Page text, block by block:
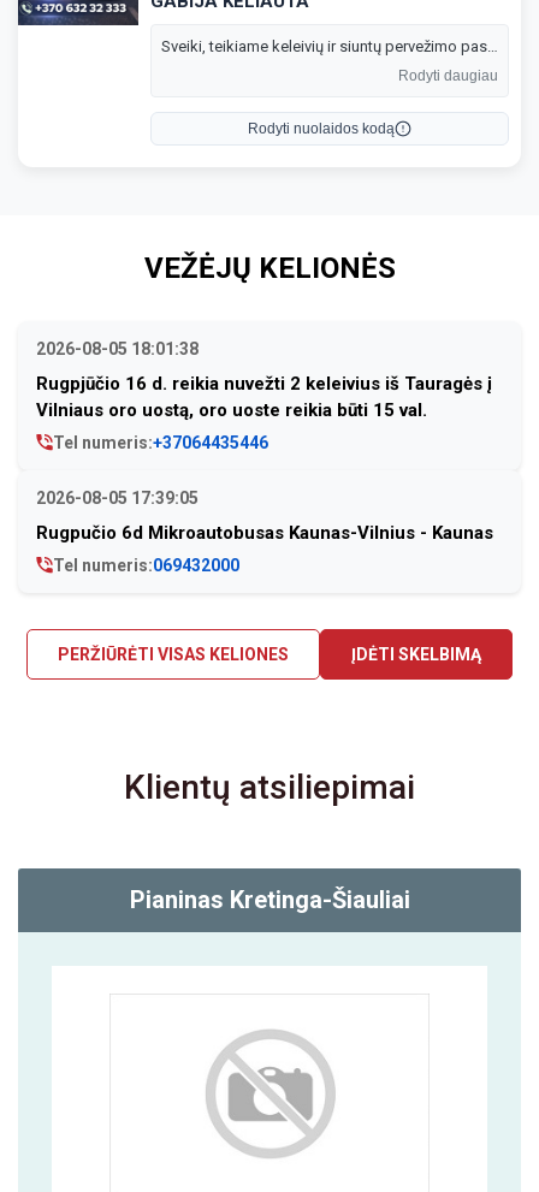
Sveiki, teikiame keleivių ir siuntų pervežimo paslaugas tarp Lietuvos, Vokietijos, Belgijos ir Olandijos. Važiuojame reguliariai kiekvieną savaitę.
Rodyti daugiau
Rodyti nuolaidos kodą
VEŽĖJŲ KELIONĖS
2026-08-05 18:01:38
Rugpjūčio 16 d. reikia nuvežti 2 keleivius iš Tauragės į
Vilniaus oro uostą, oro uoste reikia būti 15 val.
Tel numeris:+37064435446
2026-08-05 17:39:05
Rugpučio 6d Mikroautobusas Kaunas-Vilnius - Kaunas
Tel numeris:069432000
PERŽIŪRĖTI VISAS KELIONES ĮDĖTI SKELBIMĄ
Klientų atsiliepimai
Pianinas Kretinga-Šiauliai